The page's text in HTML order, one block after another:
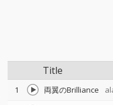
Title
1 両翼のBrilliance